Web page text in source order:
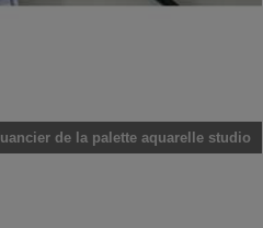
de la palette aquarelle studio